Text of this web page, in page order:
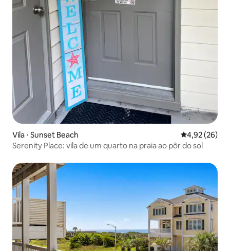
Vila ⋅ Sunset Beach 4,92 de uma
4,92 (26)
Serenity Place: vila de um quarto na praia ao pôr do sol